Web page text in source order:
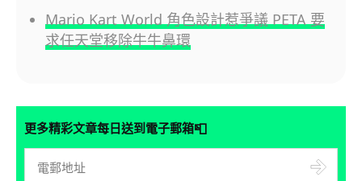
Mario Kart World 角色設計惹爭議 PETA 要
求任天堂移除牛牛鼻環
更多精彩文章每日送到電子郵箱📮